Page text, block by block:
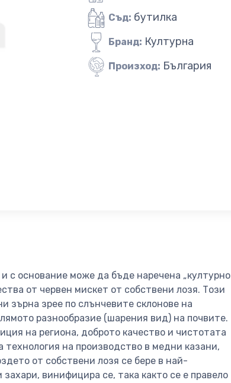
Съд: бутилка
Бранд: Културна
Произход: България
с основание може да бъде наречена „културно
от червен мискет от собствени лозя. Този
зърна зрее по слънчевите склонове на
разнообразие (шарения вид) на почвите.
на региона, доброто качество и чистотата
на производство в медни казани,
от собствени лозя се бере в най-
винифицира се, така както се е правело